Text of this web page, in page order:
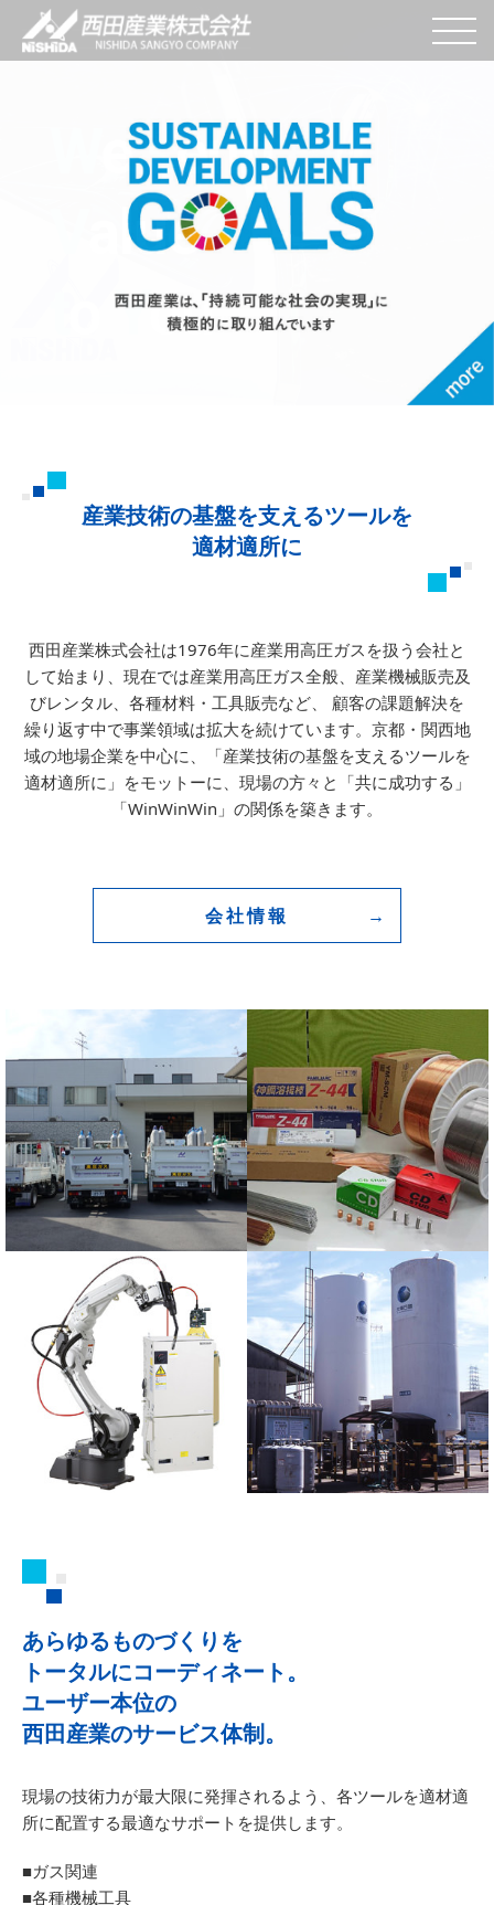
esend
alue
You
産業技術の基盤を支えるツールを
適材適所に
西田産業株式会社は1976年に産業用高圧ガスを扱う会社と
して始まり、 現在では産業用高圧ガス全般、産業機械販売及
びレンタル、各種材料・工具販売など、 顧客の課題解決を
繰り返す中で事業領域は拡大を続けています。 京都・関西地
域の地場企業を中心に、「産業技術の基盤を支えるツールを
適材適所に」をモットーに、 現場の方々と「共に成功する」
「WinWinWin」の関係を築きます。
会社情報
あらゆるものづくりを
トータルにコーディネート。
ユーザー本位の
西田産業のサービス体制。
現場の技術力が最大限に発揮されるよう、 各ツールを適材適
所に配置する最適なサポートを提供します。
■ガス関連
■各種機械工具